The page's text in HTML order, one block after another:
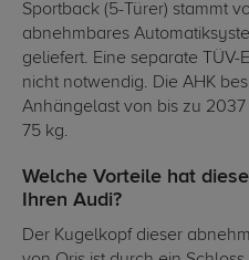
Sportback (5-Türer) stammt
abnehmbares
geliefert. Eine separate TÜV-
nicht notwendig. Die AHK
Anhängelast von bis zu
75 kg.
Welche Vorteile hat
Ihren Audi?
Der Kugelkopf dieser